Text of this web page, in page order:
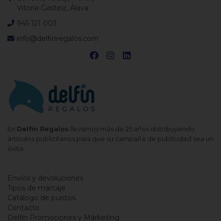
En Delfín Regalos llevamos más de 25 años distribuyendo
artículos publicitarios para que su campaña de publicidad sea un
éxito.
Vitoria-Gasteiz, Álava
945 121 003
info@delfinregalos.com
Envíos y devoluciones
Tipos de marcaje
Catálogo de puntos
Contacto
Delfín Promociones y Márketing